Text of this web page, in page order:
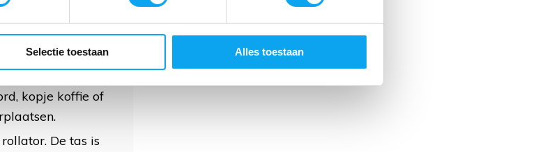
Selectie toestaan Alles toestaan
gebruik nog
dienblad
op de zitting en
kopje koffie of
De tas is